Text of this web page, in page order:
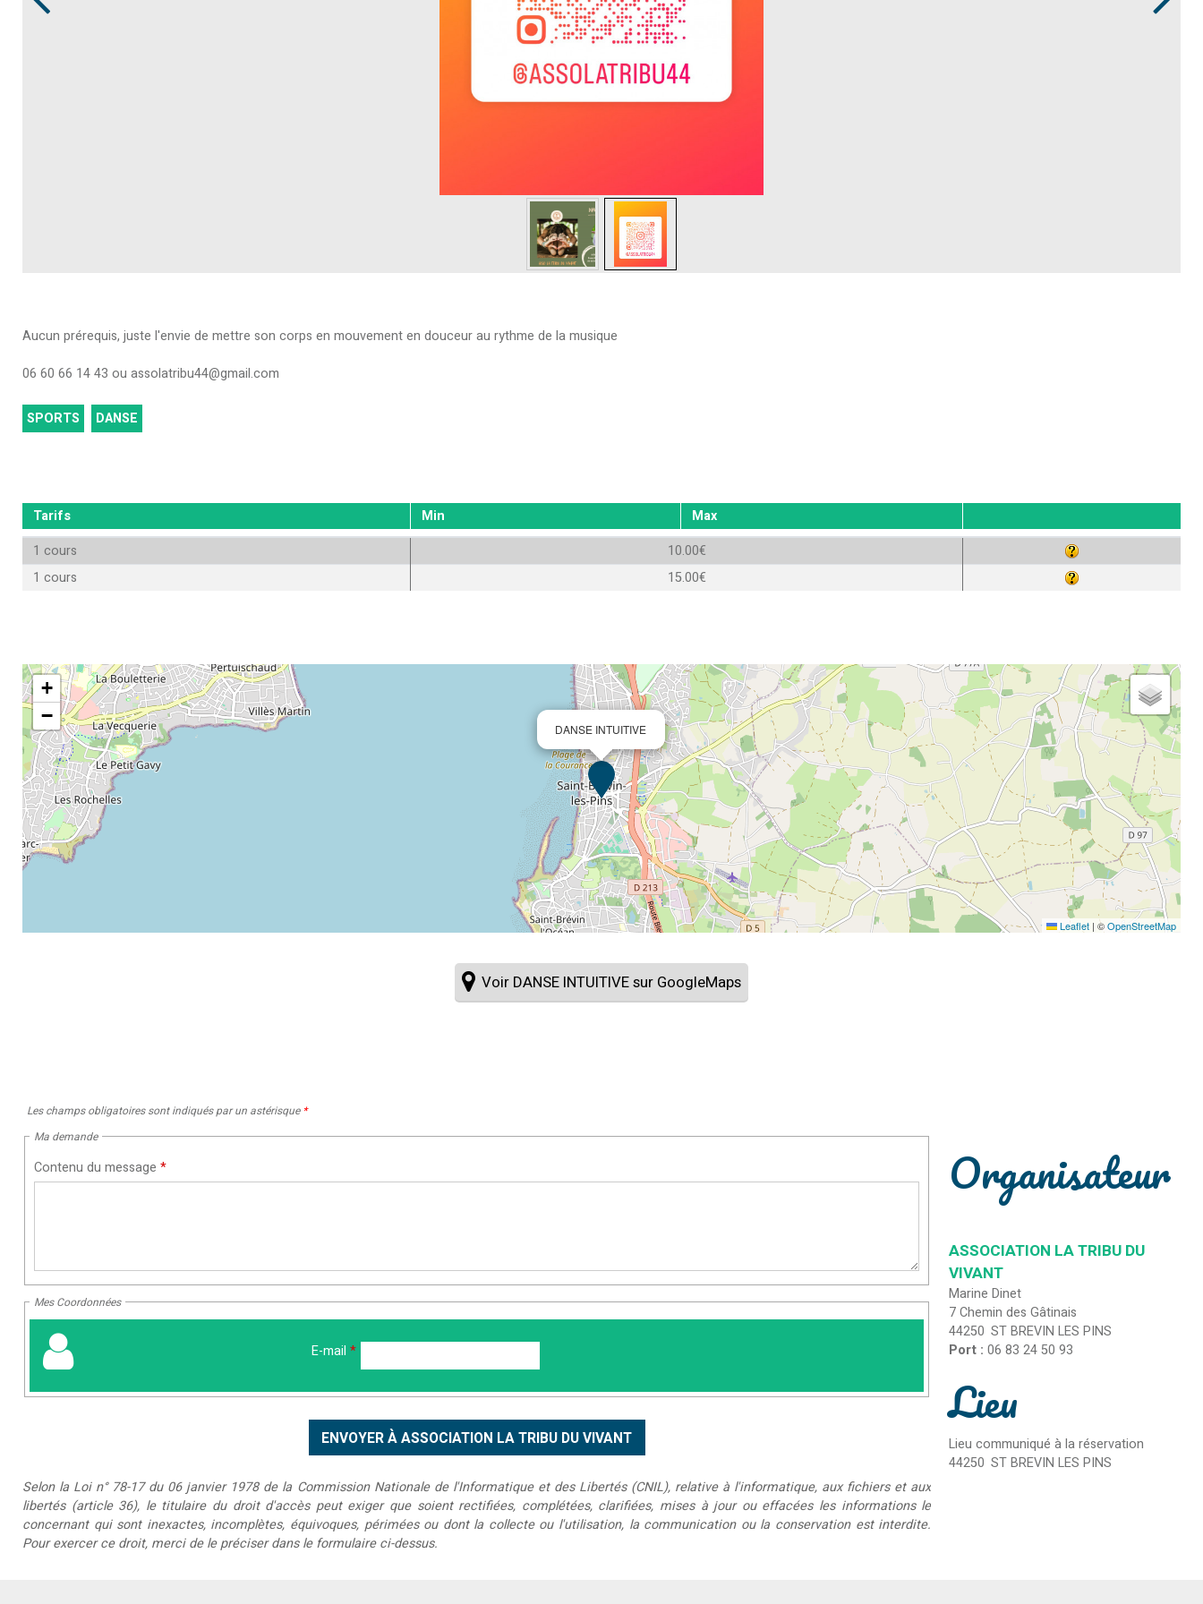
Aucun prérequis, juste l'envie de mettre son corps en mouvement en douceur au rythme de la musique
06 60 66 14 43 ou assolatribu44@gmail.com
SPORTS DANSE
Tarifs Min
Max
1 cours
10.00€
1 cours
15.00€
DANSE INTUITIVE
+
−
Leaflet | ©OpenStreetMap
Voir DANSE INTUITIVE sur GoogleMaps
Les champs obligatoires sont indiqués par un astérisque *
Ma demande
Contenu du message *
Mes Coordonnées
E-mail *
Selon la Loi n° 78-17 du 06 janvier 1978 de la Commission Nationale de l'Informatique et des Libertés (CNIL), relative à l'informatique, aux fichiers et aux
libertés (article 36), le titulaire du droit d'accès peut exiger que soient rectifiées, complétées, clarifiées, mises à jour ou effacées les informations le
concernant qui sont inexactes, incomplètes, équivoques, périmées ou dont la collecte ou l'utilisation, la communication ou la conservation est interdite.
Pour exercer ce droit, merci de le préciser dans le formulaire ci-dessus.
Organisateur
ASSOCIATION LA TRIBU DU
VIVANT
Marine Dinet
7 Chemin des Gâtinais
44250 ST BREVIN LES PINS
Port :06 83 24 50 93
Lieu
Lieu communiqué à la réservation
44250 ST BREVIN LES PINS